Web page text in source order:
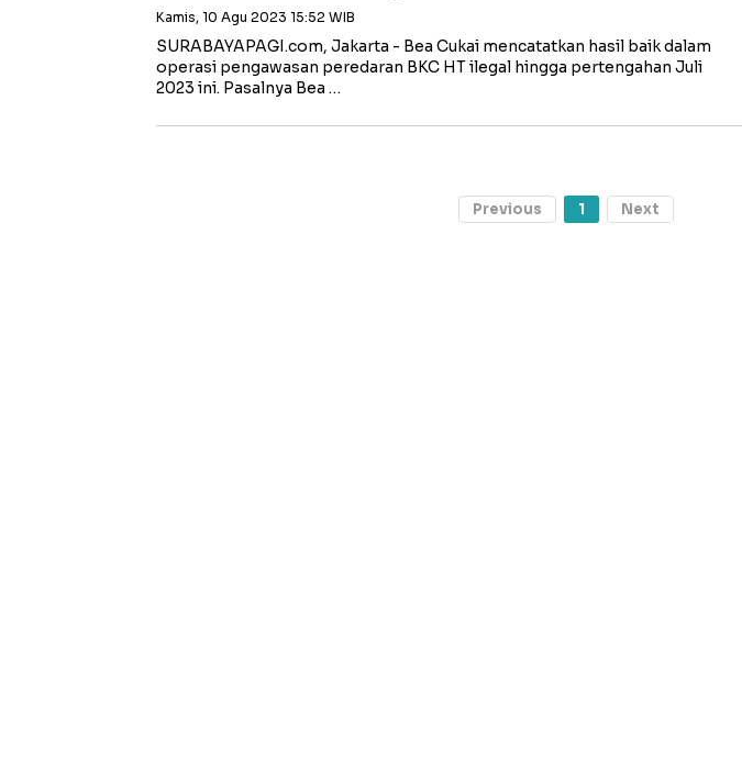
Kamis, 10 Agu 2023 15:52 WIB
SURABAYAPAGI.com, Jakarta - Bea Cukai mencatatkan hasil baik dalam
operasi pengawasan peredaran BKC HT ilegal hingga pertengahan Juli
2023 ini. Pasalnya Bea …
Previous 1 Next